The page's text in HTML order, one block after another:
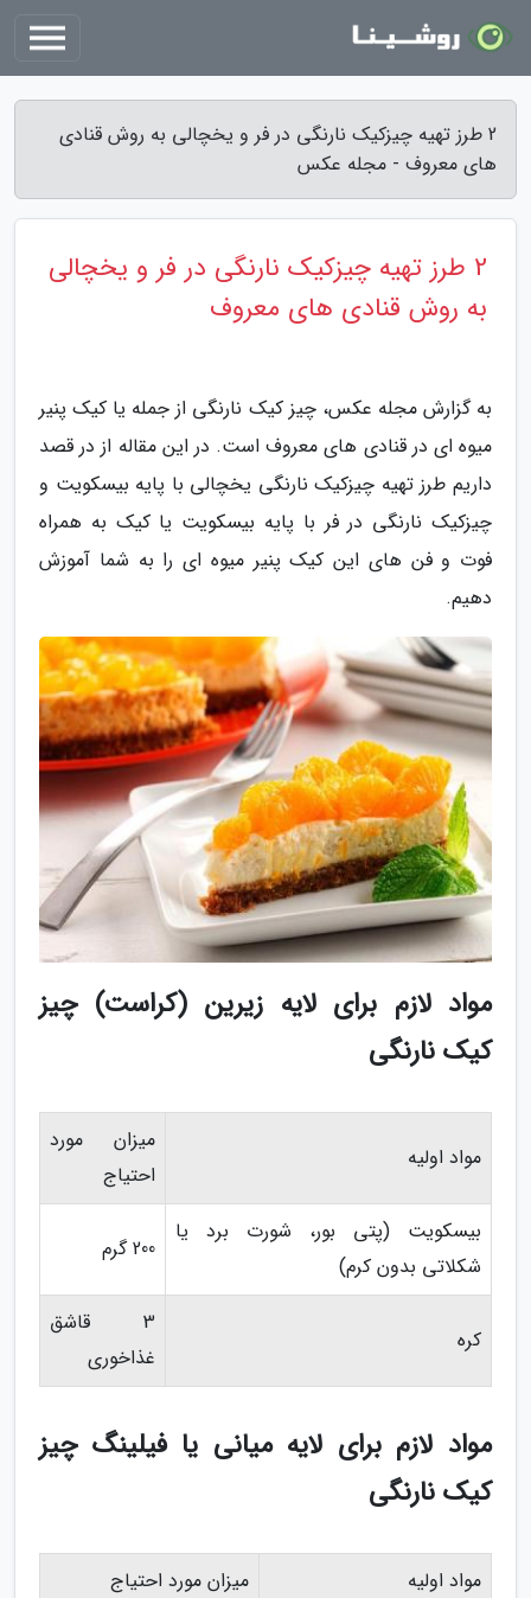
2 طرز تهیه چیزکیک نارنگی در فر و یخچالی به روش قنادی
های معروف - مجله عکس
2 طرز تهیه چیزکیک نارنگی در فر و یخچالی
به روش قنادی های معروف
به گزارش مجله عکس، چیز کیک نارنگی از جمله یا کیک پنیر
میوه ای در قنادی های معروف است. در این مقاله از در قصد
داریم طرز تهیه چیزکیک نارنگی یخچالی با پایه بیسکویت و
چیزکیک نارنگی در فر با پایه بیسکویت یا کیک به همراه
فوت و فن های این کیک پنیر میوه ای را به شما آموزش
دهیم.
مواد لازم برای لایه زیرین (کراست) چیز
کیک نارنگی
مواد اولیه
میزان مورد
احتیاج
بیسکویت (پتی بور، شورت برد یا
شکلاتی بدون کرم)
200 گرم
کره
3 قاشق
غذاخوری
مواد لازم برای لایه میانی یا فیلینگ چیز
کیک نارنگی
مواد اولیه
میزان مورد احتیاج